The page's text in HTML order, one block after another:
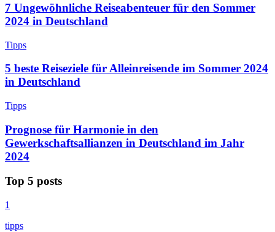
7 Ungewöhnliche Reiseabenteuer für den Sommer
2024 in Deutschland
Tipps
5 beste Reiseziele für Alleinreisende im Sommer 2024
in Deutschland
Tipps
Prognose für Harmonie in den
Gewerkschaftsallianzen in Deutschland im Jahr
2024
Top 5 posts
1
tipps